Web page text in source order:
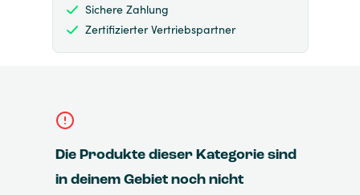
Sichere Zahlung
Zertifizierter Vertriebspartner
Die Produkte dieser Kategorie sind
in deinem Gebiet noch nicht